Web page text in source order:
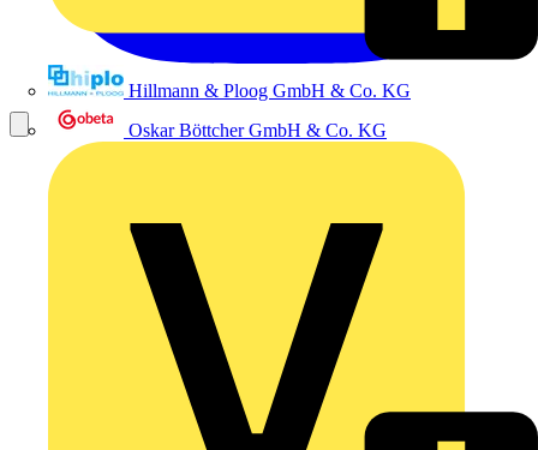
Hillmann & Ploog GmbH & Co. KG
Oskar Böttcher GmbH & Co. KG